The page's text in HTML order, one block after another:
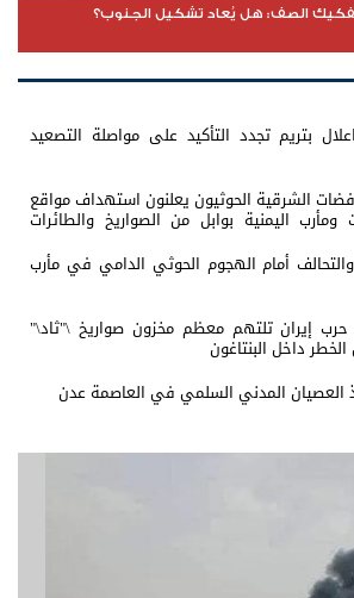
الصف: هل يُعاد تشكيل الجنوب؟
بتريم تجدد التأكيد على مواصلة التصعيد
الشرقية الحوثيون يعلنون استهداف مواقع
اليمنية بوابل من الصواريخ والطائرات
أمام الهجوم الحوثي الدامي في مأرب
إيران تلتهم معظم مخزون صواريخ \"ثاد\"
داخل البنتاغون
العصيان المدني السلمي في العاصمة عدن